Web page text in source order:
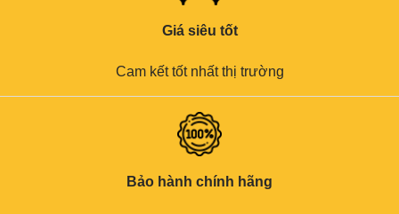
Giá siêu tốt
Cam kết tốt nhất thị trường
Bảo hành chính hãng